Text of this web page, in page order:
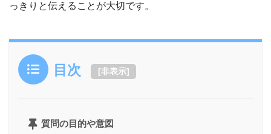
っきりと伝えることが大切です。
目次 [非表示]
質問の目的や意図